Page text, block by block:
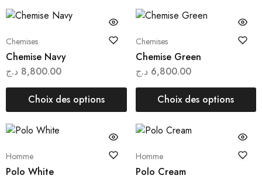
Chemises
Chemise Navy
8,800.00 د.ج
Choix des options
Chemises
Chemise Green
6,800.00 د.ج
Choix des options
Homme
Polo White
Homme
Polo Cream